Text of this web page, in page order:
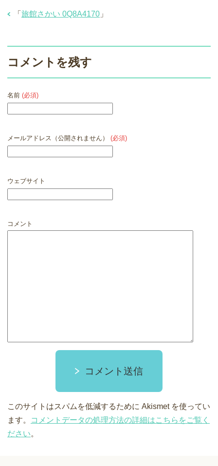
「 旅館さかい 0Q8A4170 」
コメントを残す
名前 (必須)
メールアドレス（公開されません） (必須)
ウェブサイト
コメント
コメント送信
このサイトはスパムを低減するために Akismet を使ってい
ます。
コメントデータの処理方法の詳細はこちらをご覧く
ださい。